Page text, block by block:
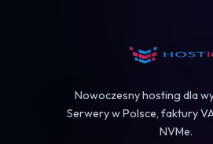
Nowoczesny hosting dla
Serwery w Polsce, faktury
NVMe.